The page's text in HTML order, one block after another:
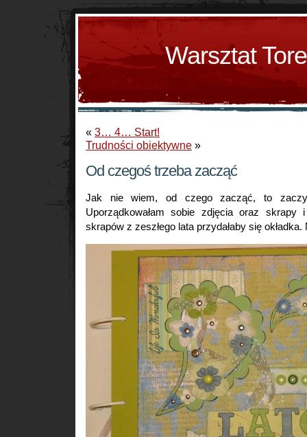
Warsztat
« 3… 4… Start!
Trudności obiektywne »
Od czegoś trzeba zacząć
Jak nie wiem, od czego zacząć, to
Uporządkowałam sobie zdjęcia oraz skrapy
skrapów z zeszłego lata przydałaby się okładka.